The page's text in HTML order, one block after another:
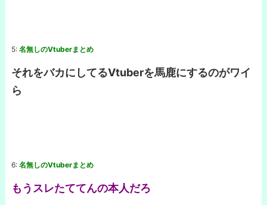
5: 名無しのVtuberまとめ
それをバカにしてるVtuberを馬鹿にするのがワイ
ら
6: 名無しのVtuberまとめ
もうスレたててんの本人だろ